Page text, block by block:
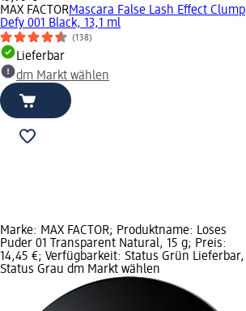
MAX FACTORMascara False Lash Effect Clump
Defy 001 Black, 13,1 ml
(138)
Lieferbar
dm Markt wählen
Marke: MAX FACTOR; Produktname: Loses
Puder 01 Transparent Natural, 15 g; Preis:
14,45 €; Verfügbarkeit: Status Grün Lieferbar,
Status Grau dm Markt wählen